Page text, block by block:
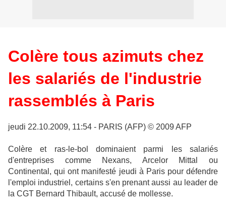
Colère tous azimuts chez
les salariés de l'industrie
rassemblés à Paris
jeudi 22.10.2009, 11:54 - PARIS (AFP) © 2009 AFP
Colère et ras-le-bol dominaient parmi les salariés
d'entreprises comme Nexans, Arcelor Mittal ou
Continental, qui ont manifesté jeudi à Paris pour défendre
l'emploi industriel, certains s'en prenant aussi au leader de
la CGT Bernard Thibault, accusé de mollesse.